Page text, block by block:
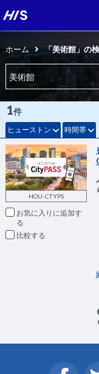
ホーム 「美術館」の
ヒューストン 時間帯
1件
HOU-CTYPS
お気に入りに追加
比較